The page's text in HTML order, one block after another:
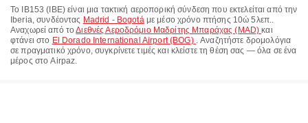
Το IB153 ( IBE) είναι μια τακτική αεροπορική σύνδεση που εκτελείται από την
Iberia, συνδέοντας Madrid - Bogotáμε μέσο χρόνο πτήσης 10ώ 5λεπ..
Αναχωρεί από τοΔιεθνές Αεροδρόμιο Μαδρίτης Μπαράχας (MAD)και
φτάνει στο El Dorado International Airport (BOG) . Αναζητήστε δρομολόγια
σε πραγματικό χρόνο, συγκρίνετε τιμές και κλείστε τη θέση σας — όλα σε ένα
μέρος στο Airpaz.